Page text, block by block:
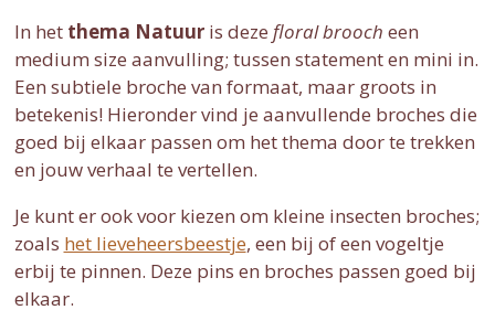
In het thema Natuuris deze floralbrooch een
medium size aanvulling; tussen statement en mini in.
Een subtiele broche van formaat, maar groots in
betekenis! Hieronder vind je aanvullende broches die
goed bij elkaar passen om het thema door te trekken
en jouw verhaal te vertellen.
Je kunt er ook voor kiezen om kleine insecten broches;
zoals het lieveheersbeestje, een bij of een vogeltje
erbij te pinnen. Deze pins en broches passen goed bij
elkaar.